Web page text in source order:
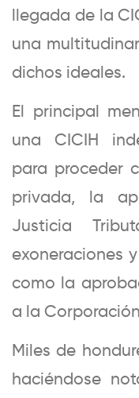
llegada de la
una
dichos ideales.
El principal
una CICIH
para proceder
privada, la
Justicia
exoneraciones
como la
a la
Miles de
haciéndose